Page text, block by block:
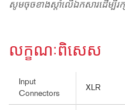
សូមចុចខាងស្តាំលើឯកសារដើម្បីរ
លក្ខណៈពិសេស
Input
Connectors
XLR